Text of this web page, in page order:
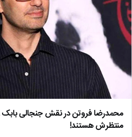
محمدرضا فروتن در نقش جنجالی بابک
منتظرش هستند!